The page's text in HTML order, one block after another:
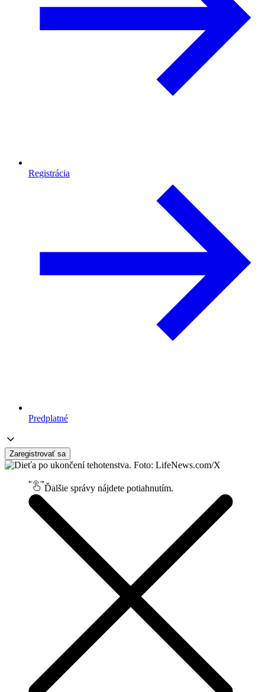
Registrácia
Predplatné
Zaregistrovať sa
Ďalšie správy nájdete potiahnutím.